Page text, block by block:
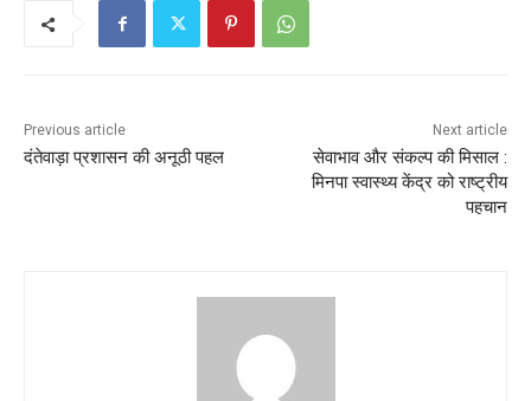
Previous article
​दंतेवाड़ा प्रशासन की अनूठी पहल
Next article
सेवाभाव और संकल्प की मिसाल :
मिनपा स्वास्थ्य केंद्र को राष्ट्रीय
पहचान